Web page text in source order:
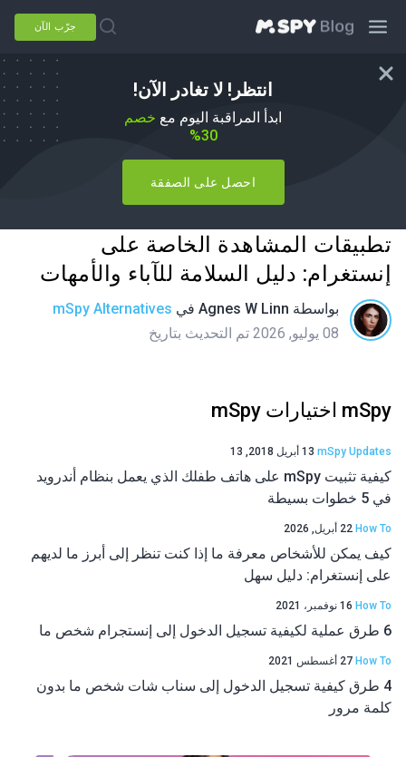
جرّب الآن
انتظر! لا تغادر الآن!
ابدأ المراقبة اليوم مع خصم
30%
احصل على الصفقة
تطبيقات المشاهدة الخاصة على
إنستغرام: دليل السلامة للآباء والأمهات
بواسطة Agnes W Linn في mSpy Alternatives
08 يوليو, 2026 تم التحديث بتاريخ
mSpy اختيارات mSpy
mSpy Updates 13 أبريل 2018, 13
كيفية تثبيت mSpy على هاتف طفلك الذي يعمل بنظام أندرويد
في 5 خطوات بسيطة
How To 22 أبريل, 2026
كيف يمكن للأشخاص معرفة ما إذا كنت تنظر إلى أبرز ما لديهم
على إنستغرام: دليل سهل
How To 16 نوفمبر، 2021
6 طرق عملية لكيفية تسجيل الدخول إلى إنستجرام شخص ما
How To 27 أغسطس 2021
4 طرق كيفية تسجيل الدخول إلى سناب شات شخص ما بدون
كلمة مرور